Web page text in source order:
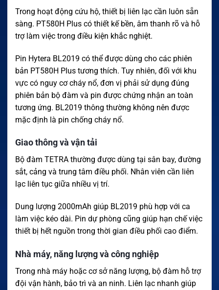
Trong hoạt động cứu hộ, thiết bị liên lạc cần luôn sẵn
sàng. PT580H Plus có thiết kế bền, âm thanh rõ và hỗ
trợ làm việc trong điều kiện khắc nghiệt.
Pin Hytera BL2019 có thể được dùng cho các phiên
bản PT580H Plus tương thích. Tuy nhiên, đối với khu
vực có nguy cơ cháy nổ, đơn vị phải sử dụng đúng
phiên bản bộ đàm và pin được chứng nhận an toàn
tương ứng. BL2019 thông thường không nên được
mặc định là pin chống cháy nổ.
Giao thông và vận tải
Bộ đàm TETRA thường được dùng tại sân bay, đường
sắt, cảng và trung tâm điều phối. Nhân viên cần liên
lạc liên tục giữa nhiều vị trí.
Dung lượng 2000mAh giúp BL2019 phù hợp với ca
làm việc kéo dài. Pin dự phòng cũng giúp hạn chế việc
thiết bị hết nguồn trong thời gian điều phối cao điểm.
Nhà máy, năng lượng và công nghiệp
Trong nhà máy hoặc cơ sở năng lượng, bộ đàm hỗ trợ
đội vận hành, bảo trì và an ninh. Liên lạc nhanh giúp